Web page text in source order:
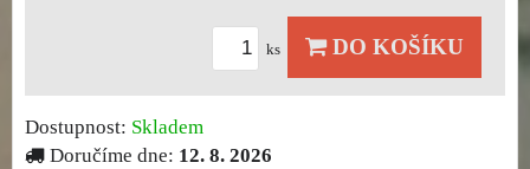
ks DO KOŠÍKU
Dostupnost: Skladem
Doručíme dne: 12. 8. 2026